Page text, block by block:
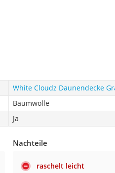
White Cloudz Daunendecke
Baumwolle
Ja
Nachteile
raschelt leicht